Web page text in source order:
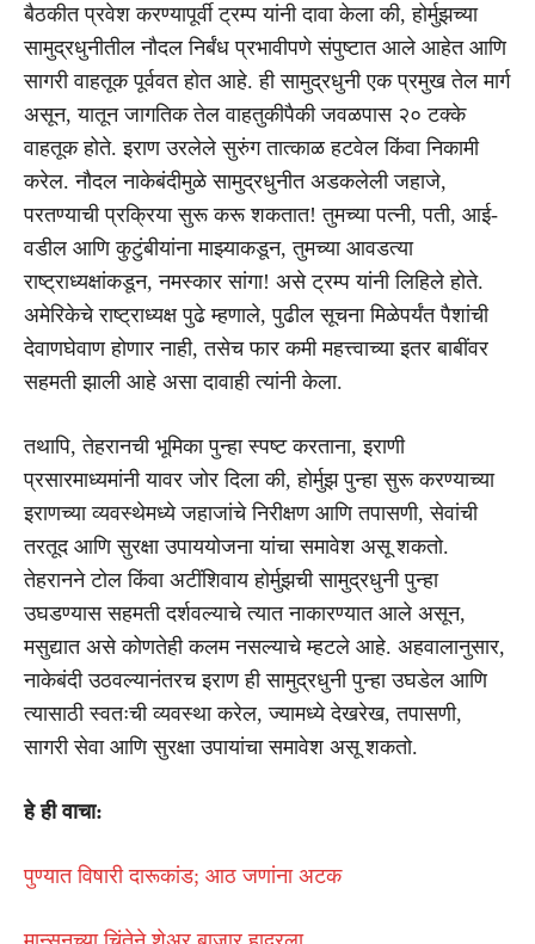
बैठकीत प्रवेश करण्यापूर्वी ट्रम्प यांनी दावा केला की, होर्मुझच्या
सामुद्रधुनीतील नौदल निर्बंध प्रभावीपणे संपुष्टात आले आहेत आणि
सागरी वाहतूक पूर्ववत होत आहे. ही सामुद्रधुनी एक प्रमुख तेल मार्ग
असून, यातून जागतिक तेल वाहतुकीपैकी जवळपास २० टक्के
वाहतूक होते. इराण उरलेले सुरुंग तात्काळ हटवेल किंवा निकामी
करेल. नौदल नाकेबंदीमुळे सामुद्रधुनीत अडकलेली जहाजे,
परतण्याची प्रक्रिया सुरू करू शकतात! तुमच्या पत्नी, पती, आई-
वडील आणि कुटुंबीयांना माझ्याकडून, तुमच्या आवडत्या
राष्ट्राध्यक्षांकडून, नमस्कार सांगा! असे ट्रम्प यांनी लिहिले होते.
अमेरिकेचे राष्ट्राध्यक्ष पुढे म्हणाले, पुढील सूचना मिळेपर्यंत पैशांची
देवाणघेवाण होणार नाही, तसेच फार कमी महत्त्वाच्या इतर बाबींवर
सहमती झाली आहे असा दावाही त्यांनी केला.
तथापि, तेहरानची भूमिका पुन्हा स्पष्ट करताना, इराणी
प्रसारमाध्यमांनी यावर जोर दिला की, होर्मुझ पुन्हा सुरू करण्याच्या
इराणच्या व्यवस्थेमध्ये जहाजांचे निरीक्षण आणि तपासणी, सेवांची
तरतूद आणि सुरक्षा उपाययोजना यांचा समावेश असू शकतो.
तेहरानने टोल किंवा अटींशिवाय होर्मुझची सामुद्रधुनी पुन्हा
उघडण्यास सहमती दर्शवल्याचे त्यात नाकारण्यात आले असून,
मसुद्यात असे कोणतेही कलम नसल्याचे म्हटले आहे. अहवालानुसार,
नाकेबंदी उठवल्यानंतरच इराण ही सामुद्रधुनी पुन्हा उघडेल आणि
त्यासाठी स्वतःची व्यवस्था करेल, ज्यामध्ये देखरेख, तपासणी,
सागरी सेवा आणि सुरक्षा उपायांचा समावेश असू शकतो.
हे ही वाचा:
पुण्यात विषारी दारूकांड; आठ जणांना अटक